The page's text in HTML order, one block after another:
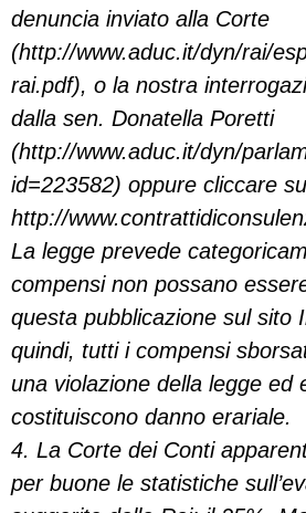
denuncia inviato alla Corte
(http://www.aduc.it/dyn/rai/
rai.pdf), o la nostra
dalla sen. Donatella Poretti
(http://www.aduc.it/dyn/
id=223582) oppure cliccare
http://
La legge prevede
compensi non possano
questa pubblicazione sul sito
quindi, tutti i compensi
una violazione della legge ed
costituiscono danno erariale.
4. La Corte dei Conti
per buone le statistiche